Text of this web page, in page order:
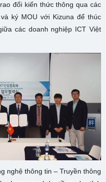
đổi kiến thức thông qua các
ký MOU với Kizuna để thúc
các doanh nghiệp ICT Việt
nghệ thông tin – Truyền thông